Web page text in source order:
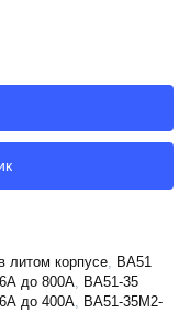
литом корпусе
ВА51
до 800А
ВА51-35
до 400А
ВА51-35М2-